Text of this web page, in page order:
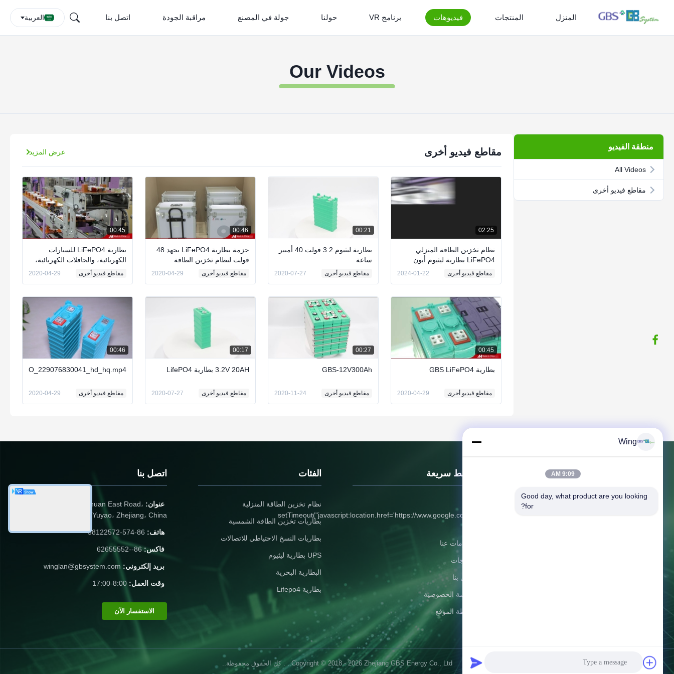
المنزل المنتجات فيديوهات برنامج VR حولنا جولة في المصنع مراقبة الجودة اتصل بنا العربية
Our Videos
منطقة الفيديو
All Videos
مقاطع فيديو أخرى
مقاطع فيديو أخرى عرض المزيد
02:25
نظام تخزين الطاقة المنزلي
LiFePO4 بطارية ليثيوم أيون
مقاطع فيديو أخرى 2024-01-22
00:21
بطارية ليثيوم 3.2 فولت 40 أمبير
ساعة
مقاطع فيديو أخرى 2020-07-27
00:46
حزمة بطارية LiFePO4 بجهد 48
فولت لنظام تخزين الطاقة
الشمسية وطاقة النسخ الاحتياطي
مقاطع فيديو أخرى 2020-04-29
00:45
بطارية LiFePO4 للسيارات
الكهربائية، والحافلات الكهربائية،
والقوارب، والمركبات ذاتية
مقاطع فيديو أخرى 2020-04-29
00:45
بطارية GBS LiFePO4
مقاطع فيديو أخرى 2020-04-29
00:27
GBS-12V300Ah
مقاطع فيديو أخرى 2020-11-24
00:17
3.2V 20AH بطارية LifePO4
مقاطع فيديو أخرى 2020-07-27
00:46
مقاطع فيديو أخرى 2020-04-29
روابط سريعة
setTimeout("javascript:location.href='https://www.google.com'",
معلومات عنا
المنتجات
اتصل بنا
سياسة الخصوصية
خريطة الموقع
الفئات
نظام تخزين الطاقة المنزلية
بطاريات تخزين الطاقة الشمسية
بطاريات النسخ الاحتياطي للاتصالات
UPS بطارية ليثيوم
البطارية البحرية
بطارية Lifepo4
اتصل بنا
عنوان: No.6، Beihuan East Road،
Yuyao، Zhejiang، China
هاتف:
فاكس:86--62655552
بريد إلكتروني: winglan@gbsystem.com
وقت العمل:
الاستفسار الآن
Copyright © 2018 - 2026 Zhejiang GBS Energy Co., Ltd.. . كل الحقوق محفوظة..
Wing
9:09 AM
Good day, what product are you looking
for?